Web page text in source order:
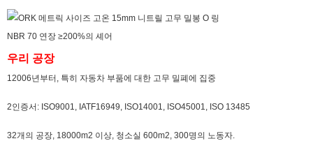
우리 공장
12006년부터, 특히 자동차 부품에 대한 고무 밀폐에 집중
2인증서: ISO9001, IATF16949, ISO14001, ISO45001, ISO 13485
32개의 공장, 18000m2 이상, 청소실 600m2, 300명의 노동자.